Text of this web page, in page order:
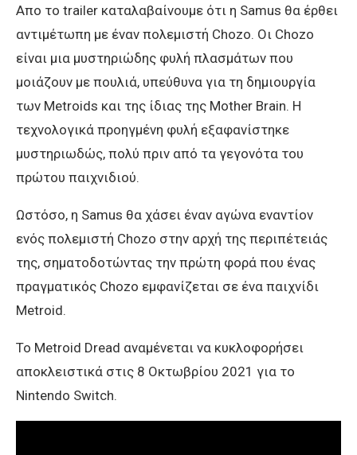
Απο το trailer καταλαβαίνουμε ότι η Samus θα έρθει
αντιμέτωπη με έναν πολεμιστή Chozo. Οι Chozo
είναι μια μυστηριώδης φυλή πλασμάτων που
μοιάζουν με πουλιά, υπεύθυνα για τη δημιουργία
των Metroids και της ίδιας της Mother Brain. H
τεχνολογικά προηγμένη φυλή εξαφανίστηκε
μυστηριωδώς, πολύ πριν από τα γεγονότα του
πρώτου παιχνιδιού.
Ωστόσο, η Samus θα χάσει έναν αγώνα εναντίον
ενός πολεμιστή Chozo στην αρχή της περιπέτειάς
της, σηματοδοτώντας την πρώτη φορά που ένας
πραγματικός Chozo εμφανίζεται σε ένα παιχνίδι
Metroid.
Το Metroid Dread αναμένεται να κυκλοφορήσει
αποκλειστικά στις 8 Οκτωβρίου 2021 για το
Nintendo Switch.